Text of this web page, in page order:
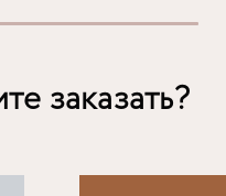
заказать?